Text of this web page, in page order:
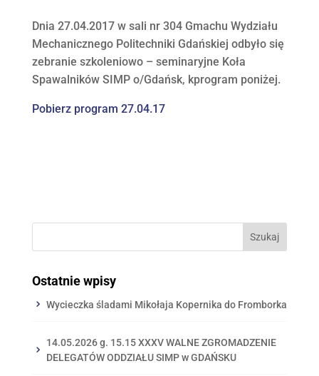
Dnia 27.04.2017 w sali nr 304 Gmachu Wydziału
Mechanicznego Politechniki Gdańskiej odbyło się
zebranie szkoleniowo – seminaryjne Koła
Spawalników SIMP o/Gdańsk, kprogram poniżej.
Pobierz program 27.04.17
Ostatnie wpisy
Wycieczka śladami Mikołaja Kopernika do Fromborka
14.05.2026 g. 15.15 XXXV WALNE ZGROMADZENIE
DELEGATÓW ODDZIAŁU SIMP w GDAŃSKU